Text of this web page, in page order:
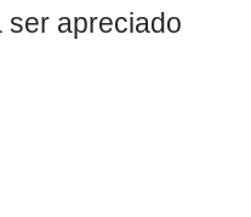
ser apreciado